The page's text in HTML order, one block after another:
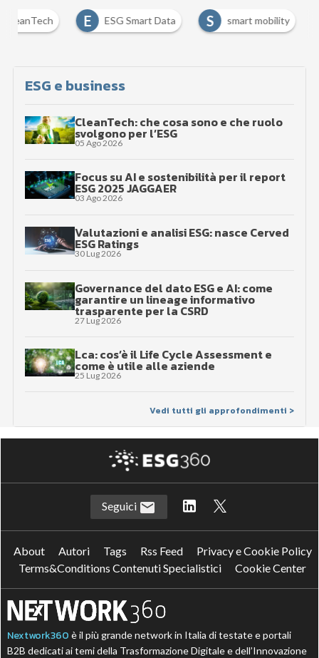
CleanTech E ESG Smart Data S smart mobility
ESG e business
CleanTech: che cosa sono e che ruolo
svolgono per l’ESG
05 Ago 2026
Focus su AI e sostenibilità per il report
ESG 2025 JAGGAER
03 Ago 2026
Valutazioni e analisi ESG: nasce Cerved
ESG Ratings
30 Lug 2026
Governance del dato ESG e AI: come
garantire un lineage informativo
trasparente per la CSRD
27 Lug 2026
Lca: cos’è il Life Cycle Assessment e
come è utile alle aziende
25 Lug 2026
Vedi tutti gli approfondimenti >
Seguici
About Autori Tags Rss Feed
Privacy e Cookie Policy
Terms&Conditions Contenuti Specialistici
Cookie Center
Nextwork360 è il più grande network in Italia di testate e portali
B2B dedicati ai temi della Trasformazione Digitale e dell’Innovazione